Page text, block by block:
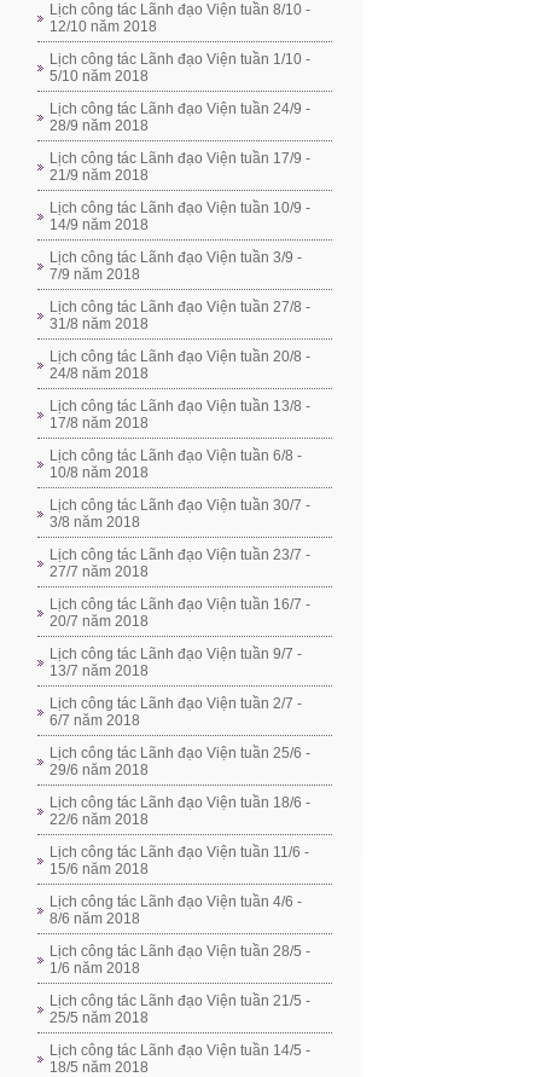
Lịch công tác Lãnh đạo Viện tuần 8/10 -
12/10 năm 2018
Lịch công tác Lãnh đạo Viện tuần 1/10 -
5/10 năm 2018
Lịch công tác Lãnh đạo Viện tuần 24/9 -
28/9 năm 2018
Lịch công tác Lãnh đạo Viện tuần 17/9 -
21/9 năm 2018
Lịch công tác Lãnh đạo Viện tuần 10/9 -
14/9 năm 2018
Lịch công tác Lãnh đạo Viện tuần 3/9 -
7/9 năm 2018
Lịch công tác Lãnh đạo Viện tuần 27/8 -
31/8 năm 2018
Lịch công tác Lãnh đạo Viện tuần 20/8 -
24/8 năm 2018
Lịch công tác Lãnh đạo Viện tuần 13/8 -
17/8 năm 2018
Lịch công tác Lãnh đạo Viện tuần 6/8 -
10/8 năm 2018
Lịch công tác Lãnh đạo Viện tuần 30/7 -
3/8 năm 2018
Lịch công tác Lãnh đạo Viện tuần 23/7 -
27/7 năm 2018
Lịch công tác Lãnh đạo Viện tuần 16/7 -
20/7 năm 2018
Lịch công tác Lãnh đạo Viện tuần 9/7 -
13/7 năm 2018
Lịch công tác Lãnh đạo Viện tuần 2/7 -
6/7 năm 2018
Lịch công tác Lãnh đạo Viện tuần 25/6 -
29/6 năm 2018
Lịch công tác Lãnh đạo Viện tuần 18/6 -
22/6 năm 2018
Lịch công tác Lãnh đạo Viện tuần 11/6 -
15/6 năm 2018
Lịch công tác Lãnh đạo Viện tuần 4/6 -
8/6 năm 2018
Lịch công tác Lãnh đạo Viện tuần 28/5 -
1/6 năm 2018
Lịch công tác Lãnh đạo Viện tuần 21/5 -
25/5 năm 2018
Lịch công tác Lãnh đạo Viện tuần 14/5 -
18/5 năm 2018